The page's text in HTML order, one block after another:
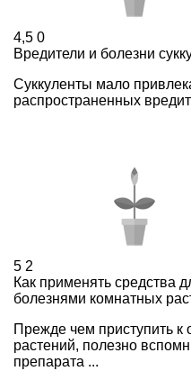
4,5 0
Вредители и болезни
Суккуленты мало
распространенных
5 2
Как применять средства
болезнями комнатных
Прежде чем приступить к
растений, полезно
препарата ...